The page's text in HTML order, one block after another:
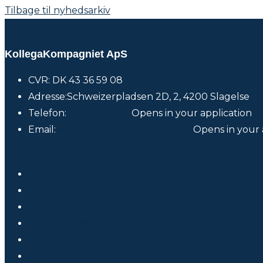
Tilbage til nyhedsarkiv
KollegaKompagniet ApS
CVR: DK 43 36 59 08
Adresse:Schweizerpladsen 2D, 2, 4200 Slagelse
Telefon:
Opens in your application
Email:
Opens in your